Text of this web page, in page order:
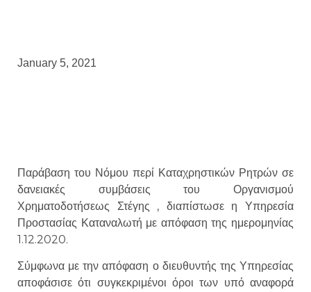
January 5, 2021
Παράβαση του Νόμου περί Καταχρηστικών Ρητρών σε
δανειακές συμβάσεις του Οργανισμού
Χρηματοδοτήσεως Στέγης , διαπίστωσε η Υπηρεσία
Προστασίας Καταναλωτή με απόφαση της ημερομηνίας
1.12.2020.
Σύμφωνα με την απόφαση ο διευθυντής της Υπηρεσίας
αποφάσισε ότι συγκεκριμένοι όροι των υπό αναφορά